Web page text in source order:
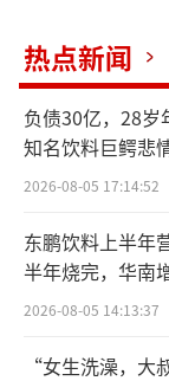
人口中“查无
有消息
0。另有猎
至目前，阿
程度可见一
林俊旸对外
n）技术负责人
热点新闻
负债30亿，28岁
知名饮料巨鳄悲
2026-08-05 17:14:52
东鹏饮料上半年
半年烧完，华南
2026-08-05 14:13:37
“女生洗澡，